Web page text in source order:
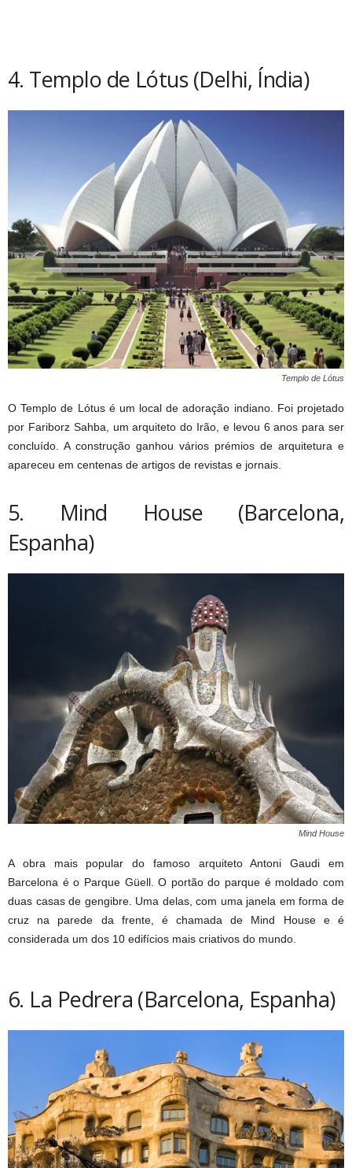
4. Templo de Lótus (Delhi, Índia)
Templo de Lótus
O Templo de Lótus é um local de adoração indiano. Foi projetado
por Fariborz Sahba, um arquiteto do Irão, e levou 6 anos para ser
concluído. A construção ganhou vários prémios de arquitetura e
apareceu em centenas de artigos de revistas e jornais.
5. Mind House (Barcelona,
Espanha)
Mind House
A obra mais popular do famoso arquiteto Antoni Gaudi em
Barcelona é o Parque Güell. O portão do parque é moldado com
duas casas de gengibre. Uma delas, com uma janela em forma de
cruz na parede da frente, é chamada de Mind House e é
considerada um dos 10 edifícios mais criativos do mundo.
6. La Pedrera (Barcelona, Espanha)